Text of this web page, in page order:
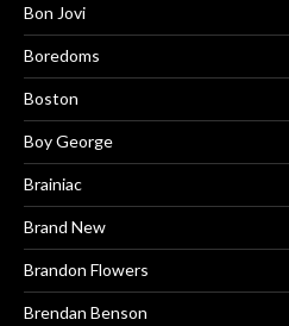
Bon Jovi
Boredoms
Boston
Boy George
Brainiac
Brand New
Brandon Flowers
Brendan Benson